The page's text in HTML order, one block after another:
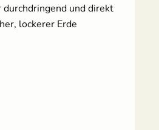
durchdringend und direkt
lockerer Erde